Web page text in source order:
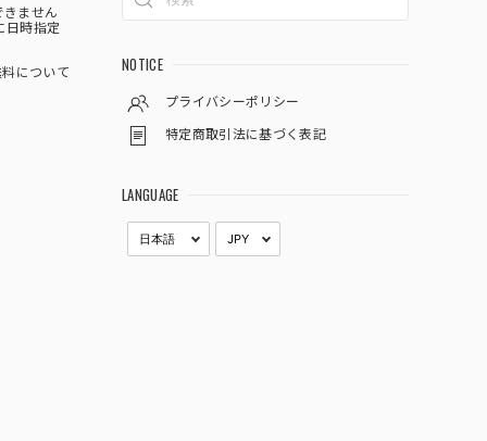
きません
日時指定
について NOTICE
プライバシーポリシー
特定商取引法に基づく表記
LANGUAGE